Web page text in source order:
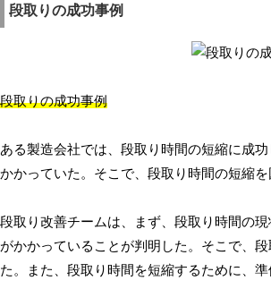
段取りの成功事例
段取りの成功事例
ある製造会社では、段取り時間の短縮に成
かかっていた。そこで、段取り時間の短縮
段取り改善チームは、まず、段取り時間の
がかかっていることが判明した。そこで、
た。また、段取り時間を短縮するために、